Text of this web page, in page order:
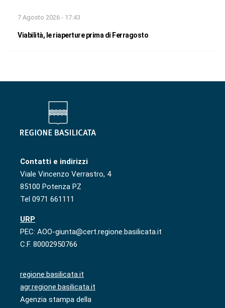
7 Agosto 2026 - 17:43
Viabilità, le riaperture prima di Ferragosto
Contatti e indirizzi
Viale Vincenzo Verrastro, 4
85100 Potenza PZ
Tel 0971 661111
URP
PEC: AOO-giunta@cert.regione.basilicata.it
C.F. 80002950766
regione.basilicata.it
agr.regione.basilicata.it
Agenzia stampa della